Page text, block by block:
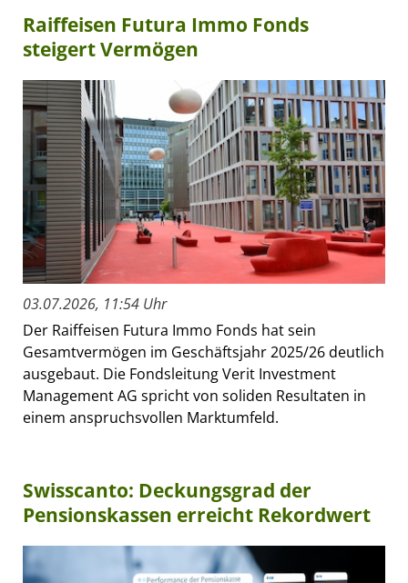
Raiffeisen Futura Immo Fonds
steigert Vermögen
03.07.2026, 11:54 Uhr
Der Raiffeisen Futura Immo Fonds hat sein
Gesamtvermögen im Geschäftsjahr 2025/26 deutlich
ausgebaut. Die Fondsleitung Verit Investment
Management AG spricht von soliden Resultaten in
einem anspruchsvollen Marktumfeld.
Swisscanto: Deckungsgrad der
Pensionskassen erreicht Rekordwert